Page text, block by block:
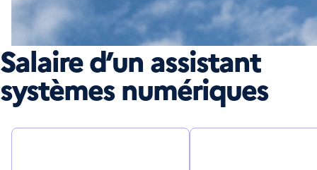
Salaire d’un assistant
systèmes numériques